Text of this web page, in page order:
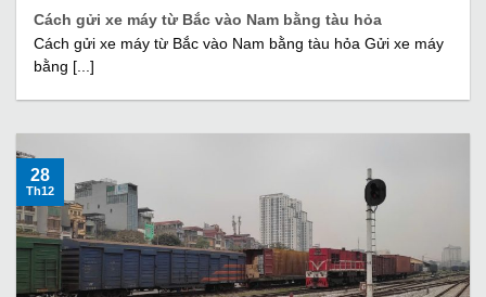
Cách gửi xe máy từ Bắc vào Nam bằng tàu hỏa
Cách gửi xe máy từ Bắc vào Nam bằng tàu hỏa Gửi xe máy
bằng [...]
28
Th12